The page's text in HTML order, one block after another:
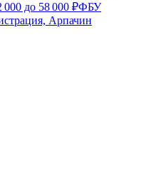
000 до 58 000 ₽ФБУ
Арпачин